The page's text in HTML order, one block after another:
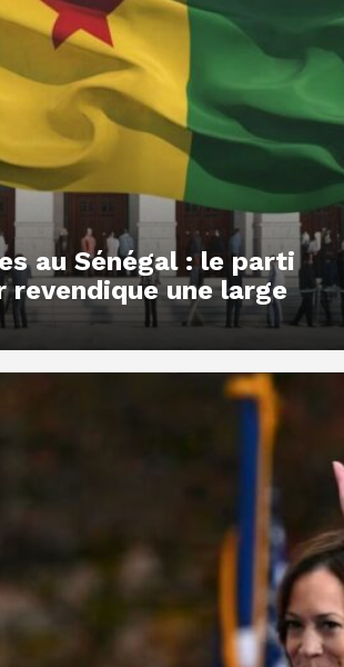
au Sénégal : le parti
revendique une large